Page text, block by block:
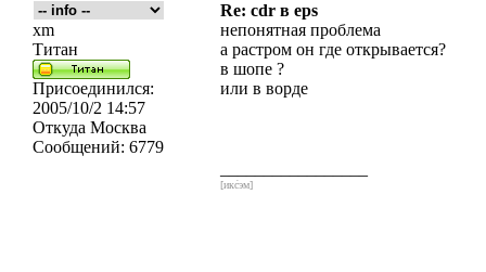
Re: cdr в eps
xm
Титан
Присоединился:
2005/10/2 14:57
Откуда Москва
Сообщений: 6779
непонятная проблема
а растром он где открывается?
в шопе ?
или в ворде
[икс́эм]